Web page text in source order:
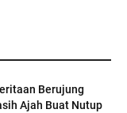
Berujung
Ajah Buat Nutup